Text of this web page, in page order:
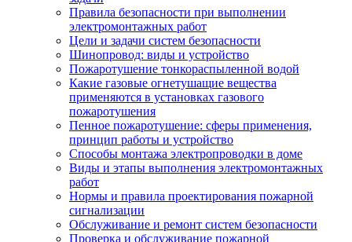
Правила безопасности при выполнении
электромонтажных работ
Цели и задачи систем безопасности
Шинопровод: виды и устройство
Пожаротушение тонкораспыленной водой
Какие газовые огнетушащие вещества
применяются в установках газового
пожаротушения
Пенное пожаротушение: сферы применения,
принцип работы и устройство
Способы монтажа электропроводки в доме
Виды и этапы выполнения электромонтажных
работ
Нормы и правила проектирования пожарной
сигнализации
Обслуживание и ремонт систем безопасности
Проверка и обслуживание пожарной